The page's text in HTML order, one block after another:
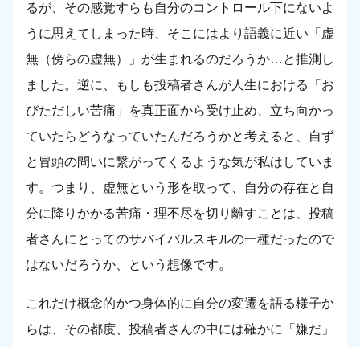
るが、その感覚すらも自分のコントロール下にないよ
うに思えてしまった時、そこにはより語義に近い「虚
無（傍らの虚無）」が生まれるのだろうか…と推測し
ました。逆に、もしも投稿者さんが人生における「お
びただしい苦痛」を真正面から受け止め、立ち向かっ
ていたらどうなっていたんだろうかと考えると、自ず
と冒頭の問いに繋がってくるような気が私はしていま
す。つまり、虚無という形を取って、自分の存在と自
分に降りかかる苦痛・理不尽を切り離すことは、投稿
者さんにとってのサバイバルスキルの一種だったので
はないだろうか、という想像です。
これだけ概念的かつ身体的に自分の変遷を語る様子か
らは、その都度、投稿者さんの中には確かに「嫌だ」